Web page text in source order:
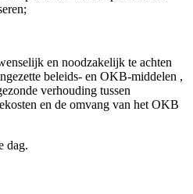
en noodzakelijk te achten
beleids- en OKB-middelen ,
verhouding tussen
en de omvang van het OKB
dag.